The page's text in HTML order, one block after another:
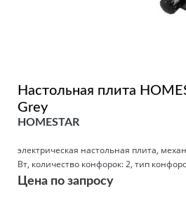
Настольная плита
Grey
HOMESTAR
электрическая настольная плита,
Вт, количество конфорок: 2, тип
Цена по запросу